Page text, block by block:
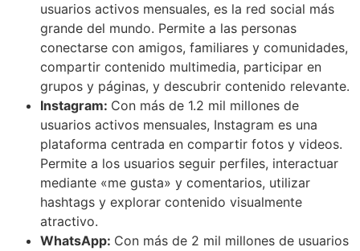
usuarios activos mensuales, es la red social más
grande del mundo. Permite a las personas
conectarse con amigos, familiares y comunidades,
compartir contenido multimedia, participar en
grupos y páginas, y descubrir contenido relevante.
Instagram: Con más de 1.2 mil millones de
usuarios activos mensuales, Instagram es una
plataforma centrada en compartir fotos y videos.
Permite a los usuarios seguir perfiles, interactuar
mediante «me gusta» y comentarios, utilizar
hashtags y explorar contenido visualmente
atractivo.
WhatsApp: Con más de 2 mil millones de usuarios